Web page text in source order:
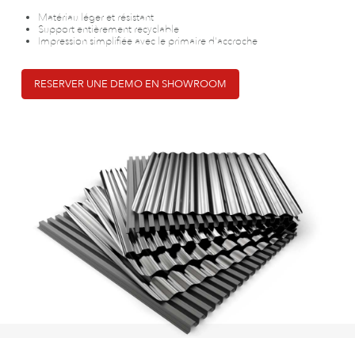
Matériau léger et résistant
Support entièrement recyclable
Impression simplifiée avec le primaire d'accroche
RESERVER UNE DEMO EN SHOWROOM